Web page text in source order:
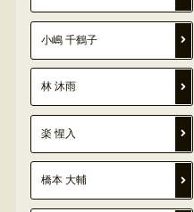
小嶋 千鶴子
林 沐雨
楽 惺入
橋本 大輔